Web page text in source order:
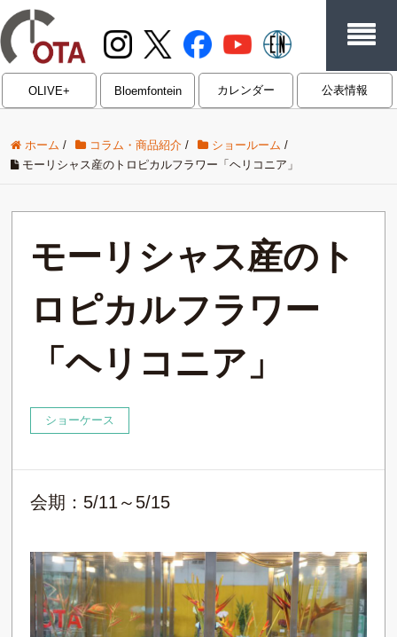
OLIVE+ Bloemfontein カレンダー 公表情報
ホーム / コラム・商品紹介 / ショールーム /
モーリシャス産のトロピカルフラワー「ヘリコニア」
モーリシャス産のト
ロピカルフラワー
「ヘリコニア」
ショーケース
会期：5/11～5/15